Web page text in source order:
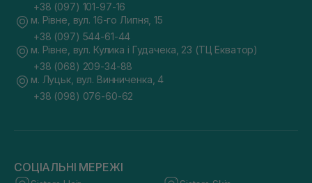
+38 (097) 101-97-16
м. Рівне, вул. 16-го Липня, 15
+38 (097) 544-61-44
м. Рівне, вул. Кулика і Гудачека, 23 (ТЦ Екватор)
+38 (068) 209-34-88
м. Луцьк, вул. Винниченка, 4
+38 (098) 076-60-62
СОЦІАЛЬНІ МЕРЕЖІ